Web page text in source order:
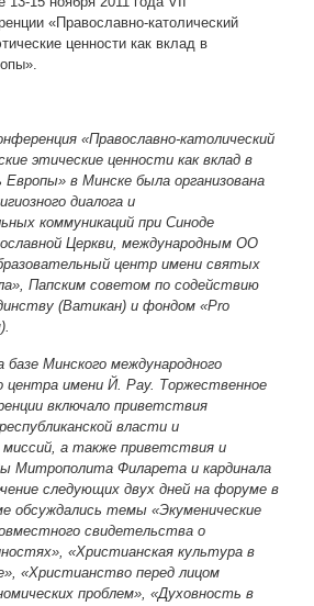
«Православно-католический
ценности как вклад в
«Православно-католический
этические ценности как вклад в
Европы» в Минске была организована
диалога и
коммуникаций при Синоде
Церкви, международным ОО
центр имени святых
Папским советом по содействию
(Ватикан) и фондом «Pro
Минского международного
центра имени Й. Рау. Торжественное
включало приветствия
власти и
миссий, а также приветствия и
Митрополита Филарета и кардинала
следующих двух дней на форуме в
обсуждались темы «Экуменические
свидетельства о
«Христианская культура в
«Христианство перед лицом
проблем», «Духовность в